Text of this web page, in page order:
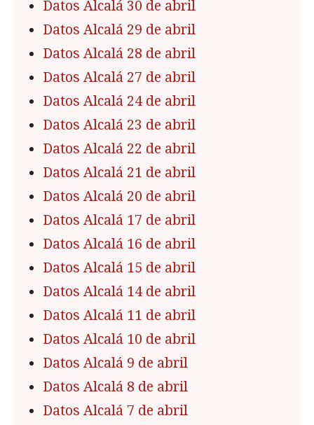
Datos Alcalá 30 de abril
Datos Alcalá 29 de abril
Datos Alcalá 28 de abril
Datos Alcalá 27 de abril
Datos Alcalá 24 de abril
Datos Alcalá 23 de abril
Datos Alcalá 22 de abril
Datos Alcalá 21 de abril
Datos Alcalá 20 de abril
Datos Alcalá 17 de abril
Datos Alcalá 16 de abril
Datos Alcalá 15 de abril
Datos Alcalá 14 de abril
Datos Alcalá 11 de abril
Datos Alcalá 10 de abril
Datos Alcalá 9 de abril
Datos Alcalá 8 de abril
Datos Alcalá 7 de abril